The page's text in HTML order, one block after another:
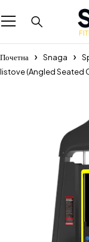
Почетна Snaga
listove (Angled Seated